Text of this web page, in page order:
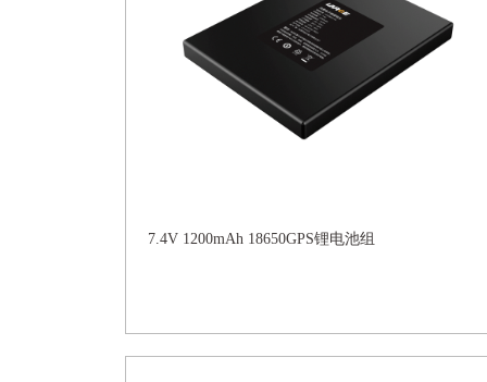
7.4V 1200mAh 18650GPS锂电池组